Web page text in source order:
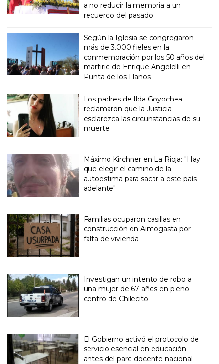
a no reducir la memoria a un
recuerdo del pasado
Según la Iglesia se congregaron
más de 3.000 fieles en la
conmemoración por los 50 años del
martirio de Enrique Angelelli en
Punta de los Llanos
Los padres de Ilda Goyochea
reclamaron que la Justicia
esclarezca las circunstancias de su
muerte
Máximo Kirchner en La Rioja: "Hay
que elegir el camino de la
autoestima para sacar a este país
adelante"
Familias ocuparon casillas en
construcción en Aimogasta por
falta de vivienda
Investigan un intento de robo a
una mujer de 67 años en pleno
centro de Chilecito
El Gobierno activó el protocolo de
servicio esencial en educación
antes del paro docente nacional